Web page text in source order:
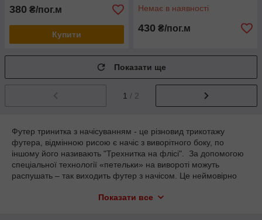
380 ₴/пог.м
Купити
Немає в наявності
430 ₴/пог.м
Показати ще
1 / 2
Футер тринитка з начісуванням - це різновид трикотажу
футера, відмінною рисою є начіс з виворітного боку, по
іншому його називають "Трехнитка на флісі". За допомогою
спеціальної технології «петельки» на вивороті можуть
распушать – так виходить футер з начісом. Це неймовірно
на різні хитрощі, щоб заощадити. Наприклад, можуть
Показати все